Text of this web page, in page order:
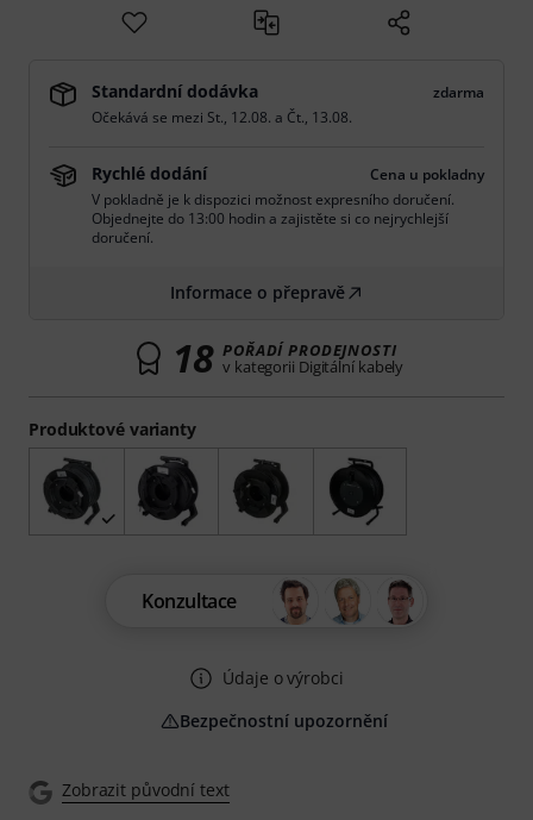
Zobrazit původní text
Produktové varianty
Standardní dodávka
zdarma
Očekává se mezi St., 12.08. a Čt., 13.08.
Rychlé dodání
Cena u pokladny
V pokladně je k dispozici možnost expresního doručení.
Objednejte do 13:00 hodin a zajistěte si co nejrychlejší
doručení.
Informace o přepravě
18 POŘADÍ PRODEJNOSTI
v kategorii Digitální kabely
Konzultace
Údaje o výrobci
Bezpečnostní upozornění